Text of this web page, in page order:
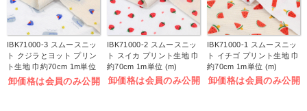
IBK71000-3 スムースニッ
ト クジラとヨット プリン
ト生地 巾約70cm 1m単位
(m)
卸価格は会員のみ公開
IBK71000-2 スムースニッ
ト スイカ プリント生地 巾
約70cm 1m単位 (m)
卸価格は会員のみ公開
IBK71000-1 スムースニッ
ト イチゴ プリント生地 巾
約70cm 1m単位 (m)
卸価格は会員のみ公開